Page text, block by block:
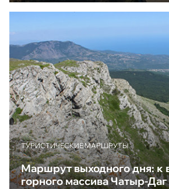
ТУРИСТИЧЕСКИЕ МАРШРУТЫ
Маршрут выходного дня: к
горного массива Чатыр-Даг